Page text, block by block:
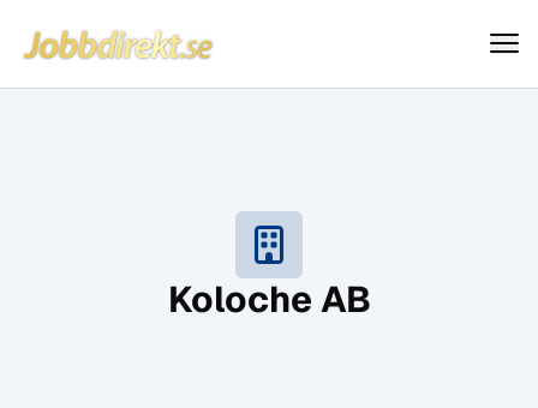
Hoppa till innehåll
Jobbdirekt
Koloche AB